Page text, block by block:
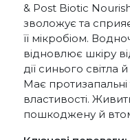
& Post Biotic
зволожує та
її мікробіом.
відновлює шкіру
дії синього
Має протизапальні
властивості.
пошкоджену й